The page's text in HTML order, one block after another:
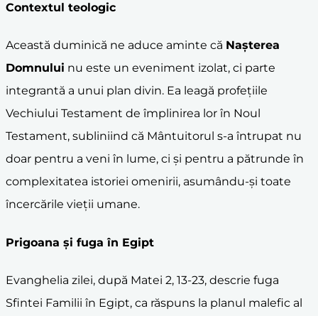
Contextul teologic
Această duminică ne aduce aminte că Nașterea
Domnului nu este un eveniment izolat, ci parte
integrantă a unui plan divin. Ea leagă profețiile
Vechiului Testament de împlinirea lor în Noul
Testament, subliniind că Mântuitorul s-a întrupat nu
doar pentru a veni în lume, ci și pentru a pătrunde în
complexitatea istoriei omenirii, asumându-și toate
încercările vieții umane.
Prigoana și fuga în Egipt
Evanghelia zilei, după Matei 2, 13-23, descrie fuga
Sfintei Familii în Egipt, ca răspuns la planul malefic al